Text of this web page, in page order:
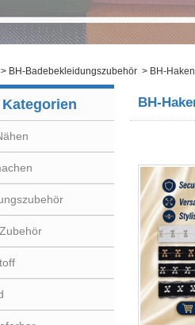
> BH-Badebekleidungszubehör > BH-
BH-